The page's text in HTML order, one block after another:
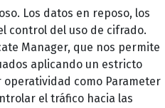
Los datos en reposo, los
control del uso de cifrado.
Manager, que nos permite
aplicando un estricto
como Parameter
el tráfico hacia las